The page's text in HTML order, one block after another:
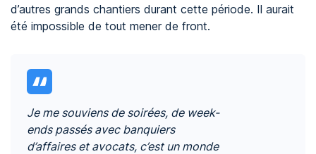
d’autres grands chantiers durant cette période. Il aurait
été impossible de tout mener de front.
Je me souviens de soirées, de week-
ends passés avec banquiers
d’affaires et avocats, c’est un monde